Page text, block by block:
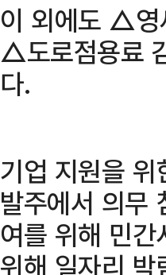
이 외에도 △영
△도로점용료
다.
기업 지원을
발주에서 의무
여를 위해 민
위해 일자리